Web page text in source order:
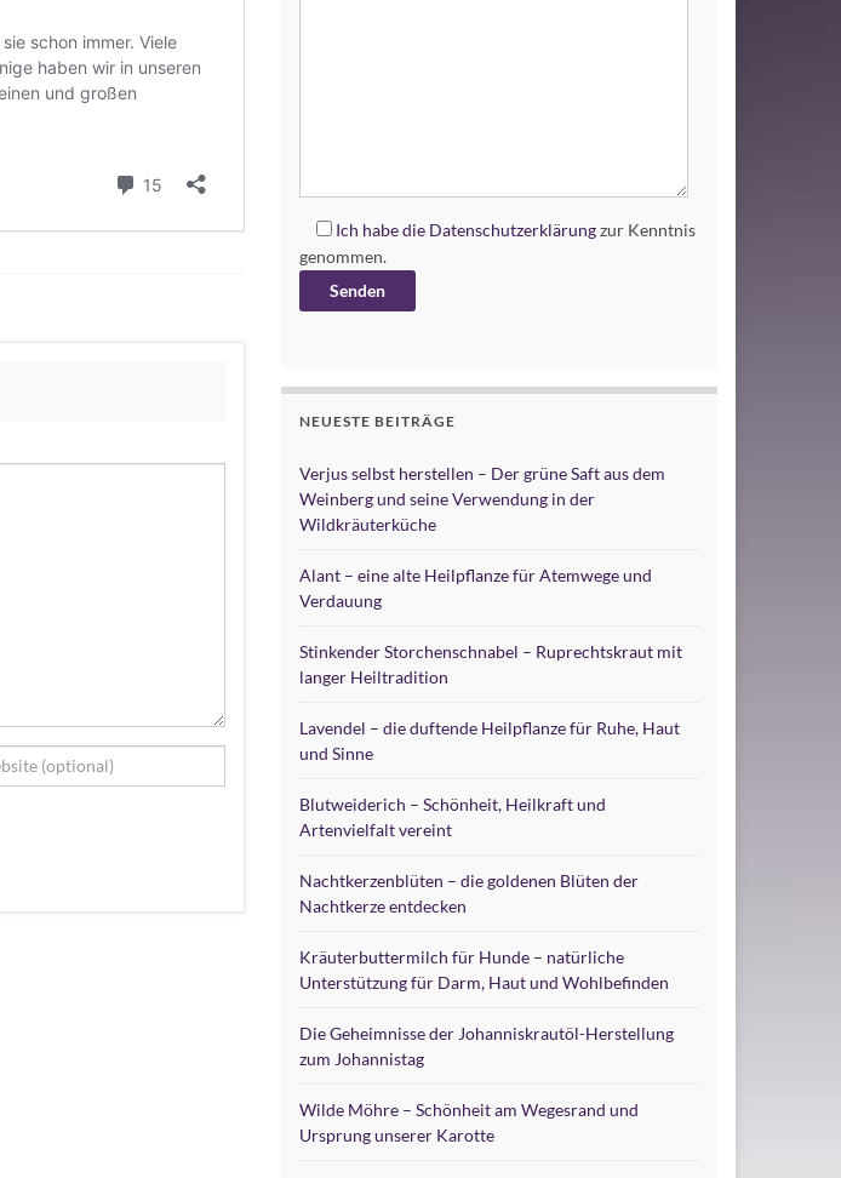
Ich habe die Datenschutzerklärungzur Kenntnis
genommen.
NEUESTE BEITRÄGE
Verjus selbst herstellen – Der grüne Saft aus dem
Weinberg und seine Verwendung in der
Wildkräuterküche
Alant – eine alte Heilpflanze für Atemwege und
Verdauung
Stinkender Storchenschnabel – Ruprechtskraut mit
langer Heiltradition
Lavendel – die duftende Heilpflanze für Ruhe, Haut
und Sinne
Blutweiderich – Schönheit, Heilkraft und
Artenvielfalt vereint
Nachtkerzenblüten – die goldenen Blüten der
Nachtkerze entdecken
Kräuterbuttermilch für Hunde – natürliche
Unterstützung für Darm, Haut und Wohlbefinden
Die Geheimnisse der Johanniskrautöl-Herstellung
zum Johannistag
Wilde Möhre – Schönheit am Wegesrand und
Ursprung unserer Karotte